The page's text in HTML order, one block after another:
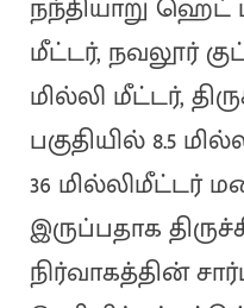
நந்தியாறு ஹெட்
மீட்டர், நவலூர்
மில்லி மீட்டர்,
பகுதியில் 8.5
36 மில்லிமீட்டர்
இருப்பதாக
நிர்வாகத்தின்